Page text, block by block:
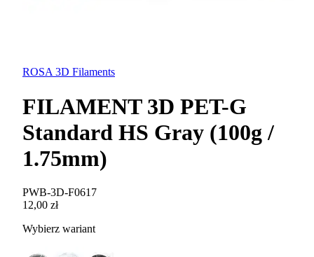
ROSA 3D Filaments
FILAMENT 3D PET-G
Standard HS Gray (100g /
1.75mm)
PWB-3D-F0617
12,00 zł
Wybierz wariant